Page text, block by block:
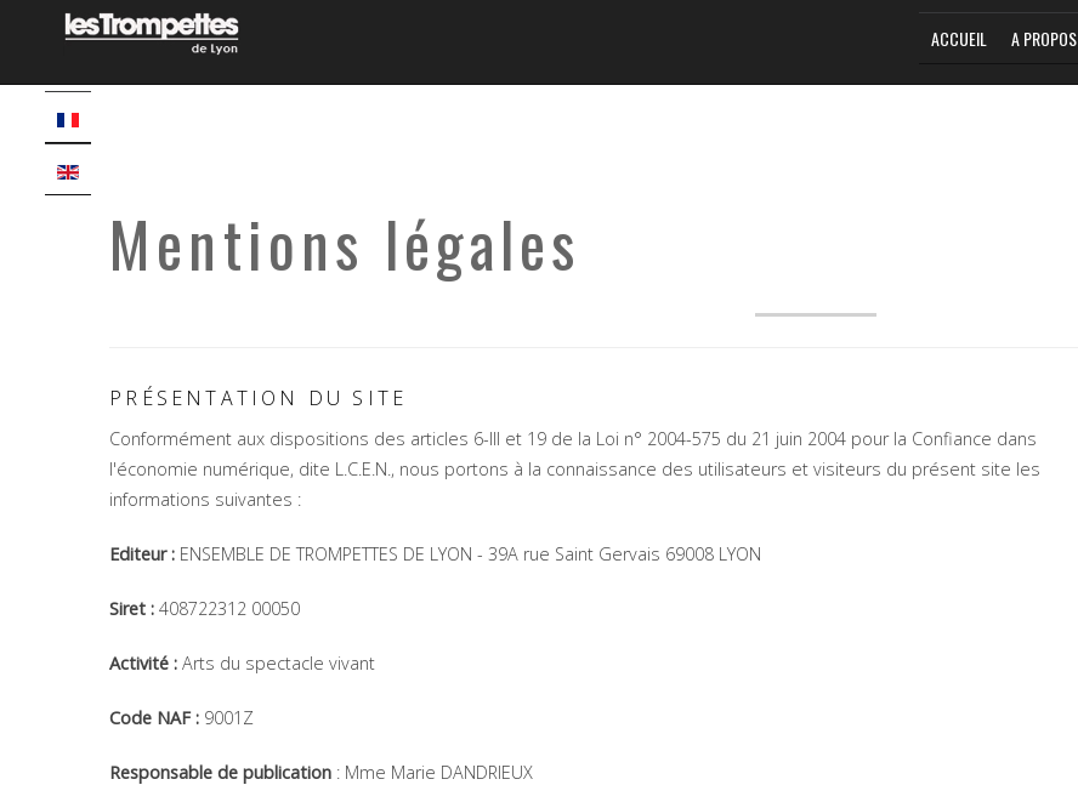
ACCUEIL A PROPOS
Mentions légales
PRÉSENTATION DU SITE
Conformément aux dispositions des articles 6-III et 19 de la Loi n° 2004-575 du 21 juin 2004 pour la Confiance dans
l'économie numérique, dite L.C.E.N., nous portons à la connaissance des utilisateurs et visiteurs du présent site les
informations suivantes :
Editeur : ENSEMBLE DE TROMPETTES DE LYON - 39A rue Saint Gervais 69008 LYON
Siret :408722312 00050
Activité :Arts du spectacle vivant
Code NAF : 9001Z
Responsable de publication : Mme Marie DANDRIEUX